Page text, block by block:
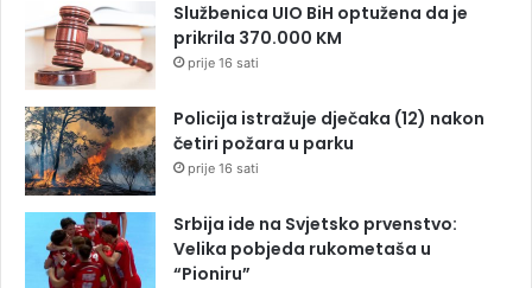
Službenica UIO BiH optužena da je
prikrila 370.000 KM
prije 16 sati
Policija istražuje dječaka (12) nakon
četiri požara u parku
prije 16 sati
Srbija ide na Svjetsko prvenstvo:
Velika pobjeda rukometaša u
“Pioniru”